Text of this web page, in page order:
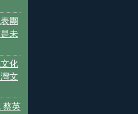
團
未
化
文
蔡英